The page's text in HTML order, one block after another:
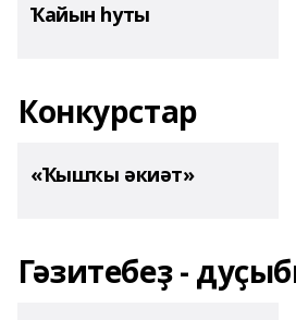
Ҡайын һуты
Конкурстар
«Ҡышҡы әкиәт»
Гәзитебеҙ -